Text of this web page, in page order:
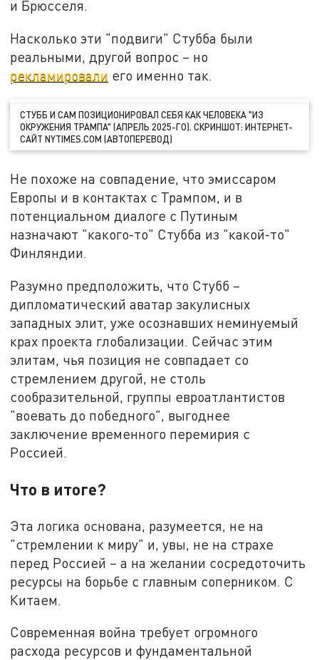
и Брюсселя.
Насколько эти "подвиги" Стубба были
реальными, другой вопрос – но
рекламировали его именно так.
СТУББ И САМ ПОЗИЦИОНИРОВАЛ СЕБЯ КАК ЧЕЛОВЕКА "ИЗ
ОКРУЖЕНИЯ ТРАМПА" (АПРЕЛЬ 2025-ГО). СКРИНШОТ: ИНТЕРНЕТ-
САЙТ NYTIMES.COM (АВТОПЕРЕВОД)
Не похоже на совпадение, что эмиссаром
Европы и в контактах с Трампом, и в
потенциальном диалоге с Путиным
назначают "какого-то" Стубба из "какой-то"
Финляндии.
Разумно предположить, что Стубб –
дипломатический аватар закулисных
западных элит, уже осознавших неминуемый
крах проекта глобализации. Сейчас этим
элитам, чья позиция не совпадает со
стремлением другой, не столь
сообразительной, группы евроатлантистов
"воевать до победного", выгоднее
заключение временного перемирия с
Россией.
Что в итоге?
Эта логика основана, разумеется, не на
"стремлении к миру" и, увы, не на страхе
перед Россией – а на желании сосредоточить
ресурсы на борьбе с главным соперником. С
Китаем.
Современная война требует огромного
расхода ресурсов и фундаментальной